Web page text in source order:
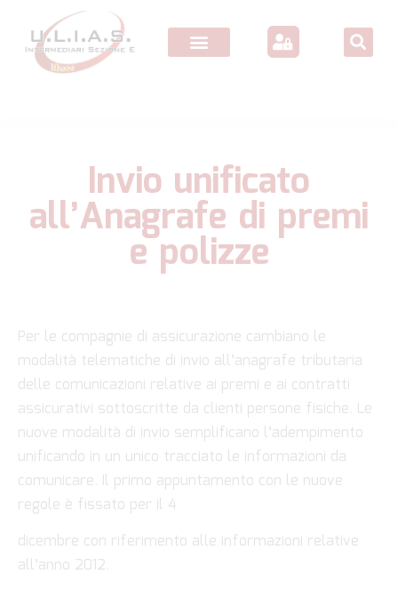
Invio unificato
all’Anagrafe di premi
e polizze
Per le compagnie di assicurazione cambiano le
modalità telematiche di invio all’anagrafe tributaria
delle comunicazioni relative ai premi e ai contratti
assicurativi sottoscritte da clienti persone fisiche. Le
nuove modalità di invio semplificano l’adempimento
unificando in un unico tracciato le informazioni da
comunicare. Il primo appuntamento con le nuove
regole è fissato per il 4
dicembre con riferimento alle informazioni relative
all’anno 2012.